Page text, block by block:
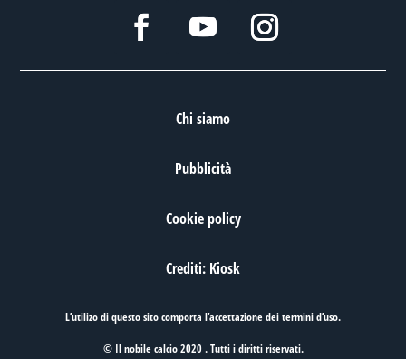
Chi siamo
Pubblicità
Cookie policy
Crediti: Kiosk
L’utilizo di questo sito comporta l’accettazione deitermini d’uso.
© Il nobile calcio 2020 . Tutti i diritti riservati.